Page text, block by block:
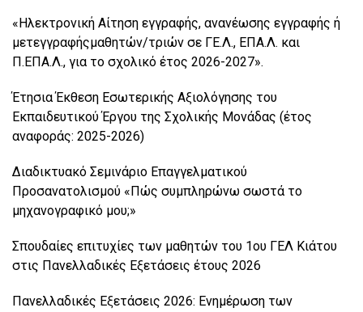
«Ηλεκτρονική Αίτηση εγγραφής, ανανέωσης εγγραφής ή
μετεγγραφήςμαθητών/τριών σε ΓΕ.Λ., ΕΠΑ.Λ. και
Π.ΕΠΑ.Λ., για το σχολικό έτος 2026-2027».
Έτησια Έκθεση Εσωτερικής Αξιολόγησης του
Εκπαιδευτικού Έργου της Σχολικής Μονάδας (έτος
αναφοράς: 2025-2026)
Διαδικτυακό Σεμινάριο Επαγγελματικού
Προσανατολισμού «Πώς συμπληρώνω σωστά το
μηχανογραφικό μου;»
Σπουδαίες επιτυχίες των μαθητών του 1ου ΓΕΛ Κιάτου
στις Πανελλαδικές Εξετάσεις έτους 2026
Πανελλαδικές Εξετάσεις 2026: Ενημέρωση των